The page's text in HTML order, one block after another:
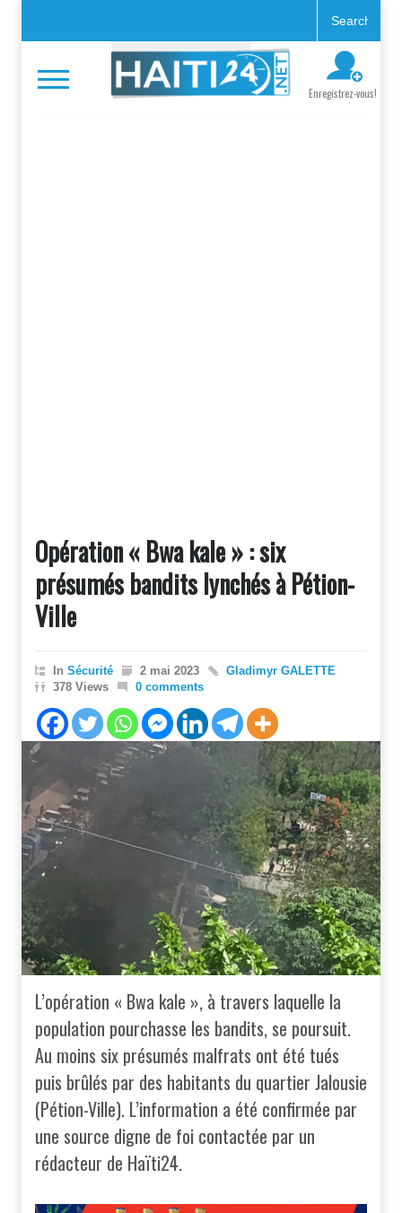
Enregistrez-vous!
Opération « Bwa kale » : six
présumés bandits lynchés à Pétion-
Ville
In Sécurité 2 mai 2023
Gladimyr GALETTE
378 Views
0 comments
L’opération « Bwa kale », à travers laquelle la
population pourchasse les bandits, se poursuit.
Au moins six présumés malfrats ont été tués
puis brûlés par des habitants du quartier Jalousie
(Pétion-Ville). L’information a été confirmée par
une source digne de foi contactée par un
rédacteur de Haïti24.